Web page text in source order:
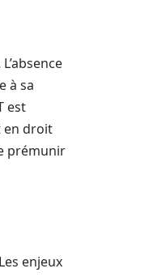
à sa
est
en droit
prémunir
enjeux